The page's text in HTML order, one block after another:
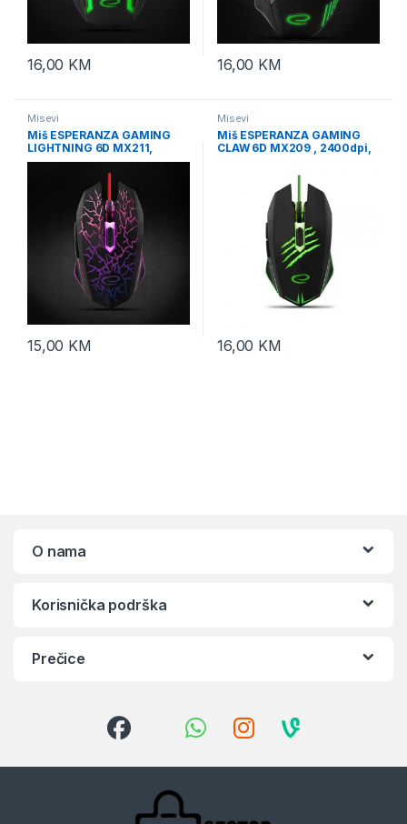
16,00 KM 16,00 KM
Misevi
Miš ESPERANZA GAMING
LIGHTNING 6D MX211,
2400dpi, ergonomic,
15,00 KM
Misevi
Miš ESPERANZA GAMING
CLAW 6D MX209 , 2400dpi,
16,00 KM
O nama
Korisnička podrška
Prečice